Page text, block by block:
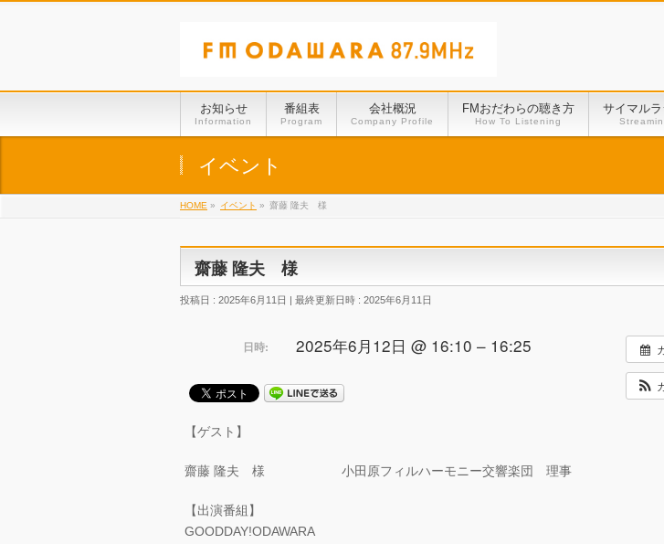
お知らせ
Information
番組表
Program
会社概況
Company Profile
FMおだわらの聴き方
How To Listening
サイマルラ
イベント
HOME » イベント » 齋藤 隆夫 様
齋藤 隆夫 様
投稿日 : 2025年6月11日 最終更新日時 : 2025年6月11日
日時: 2025年6月12日 @ 16:10 – 16:25
【ゲスト】
齋藤 隆夫 様 小田原フィルハーモニー交響楽団 理事
【出演番組】
GOODDAY!ODAWARA